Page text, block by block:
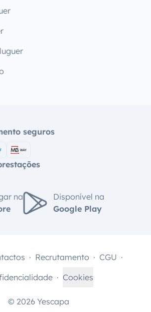
seguros
na
Disponível na
Google Play
© 2026 Yescapa
Recrutamento
CGU
Cookies